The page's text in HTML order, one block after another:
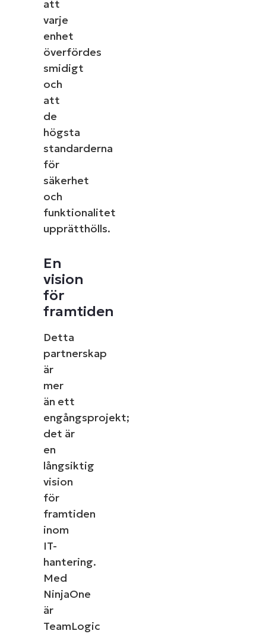
att
varje
enhet
överfördes
smidigt
och
att
de
högsta
standarderna
för
säkerhet
och
funktionalitet
upprätthölls.
En
vision
för
framtiden
Detta
partnerskap
är
mer
än ett
engångsprojekt;
det är
en
långsiktig
vision
för
framtiden
inom
IT-
hantering.
Med
NinjaOne
är
TeamLogic